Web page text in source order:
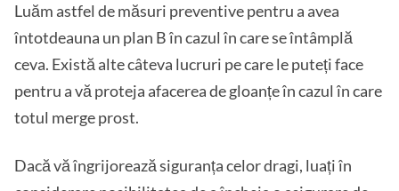
Luăm astfel de măsuri preventive pentru a avea
întotdeauna un plan B în cazul în care se întâmplă
ceva. Există alte câteva lucruri pe care le puteți face
pentru a vă proteja afacerea de gloanțe în cazul în care
totul merge prost.
Dacă vă îngrijorează siguranța celor dragi, luați în